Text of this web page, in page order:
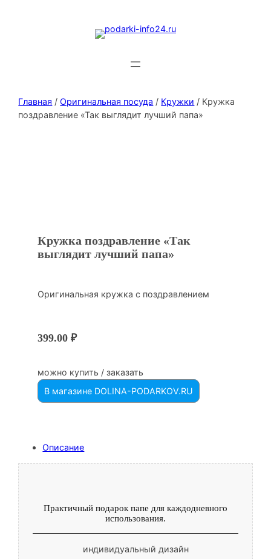
Главная /Оригинальная посуда / Кружки / Кружка
поздравление «Так выглядит лучший папа»
Кружка поздравление «Так
выглядит лучший папа»
Оригинальная кружка с поздравлением
399.00₽
можно купить / заказать
В магазине DOLINA-PODARKOV.RU
Описание
Практичный подарок папе для каждодневного
использования.
индивидуальный дизайн